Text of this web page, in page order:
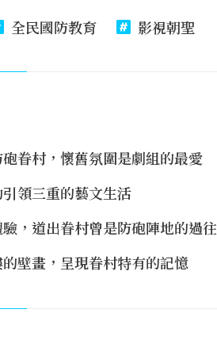
全民國防教育 影視朝聖
眷村，懷舊氛圍是劇組的最愛
領三重的藝文生活
，道出眷村曾是防砲陣地的過往
壁畫，呈現眷村特有的記憶